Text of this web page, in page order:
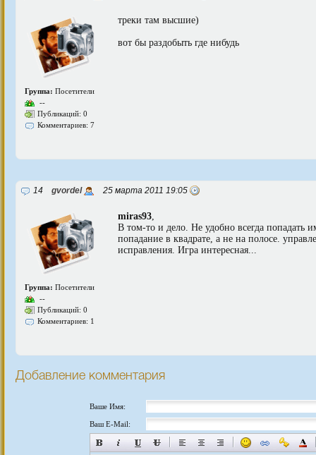
Группа: Посетители
--
Публикаций: 0
Комментариев: 7
треки там высшие)
вот бы раздобыть где нибудь
14 gvordel 25 марта 2011 19:05
Группа: Посетители
--
Публикаций: 0
Комментариев: 1
miras93,
В том-то и дело. Не удобно всегда попадать
попадание в квадрате, а не на полосе.
исправления. Игра интересная...
Добавление комментария
Ваше Имя:
Ваш E-Mail: